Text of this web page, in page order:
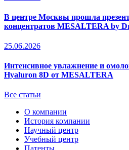
В центре Москвы прошла
концентратов MESALTERA by
25.06.2026
Интенсивное увлажнение и
Hyaluron 8D от MESALTERA
Все статьи
О компании
История компании
Научный центр
Учебный центр